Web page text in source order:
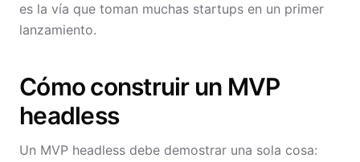
es la vía que toman muchas startups en un primer
lanzamiento.
Cómo construir un MVP
headless
Un MVP headless debe demostrar una sola cosa: